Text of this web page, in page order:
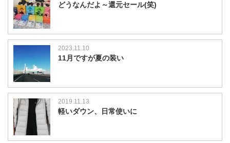
どうなんだよ～還元セール(笑)
2023.11.10
11月ですが夏の装い
2019.11.13
軽いダウン、日常使いに